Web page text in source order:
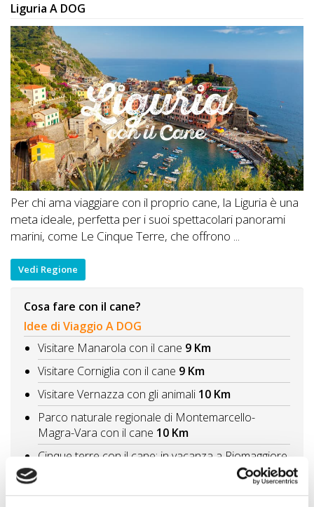
Liguria A DOG
Per chi ama viaggiare con il proprio cane, la Liguria è una
meta ideale, perfetta per i suoi spettacolari panorami
marini, come Le Cinque Terre, che offrono ...
Vedi Regione
Cosa fare con il cane?
Idee di Viaggio A DOG
Visitare Manarola con il cane 9 Km
Visitare Corniglia con il cane 9 Km
Visitare Vernazza con gli animali 10 Km
Parco naturale regionale di Montemarcello-
Magra-Vara con il cane 10 Km
Cinque terre con il cane: in vacanza a Riomaggiore